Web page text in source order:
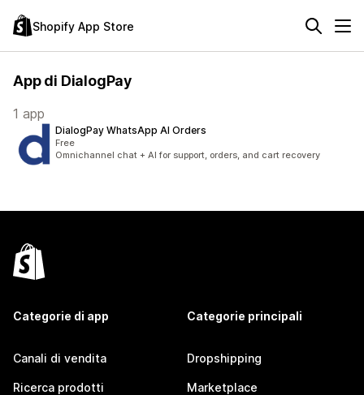
Shopify App Store
App di DialogPay
1 app
DialogPay WhatsApp AI Orders
Free
Omnichannel chat + AI for support, orders, and cart recovery
Categorie di app
Canali di vendita
Ricerca prodotti
Categorie principali
Dropshipping
Marketplace